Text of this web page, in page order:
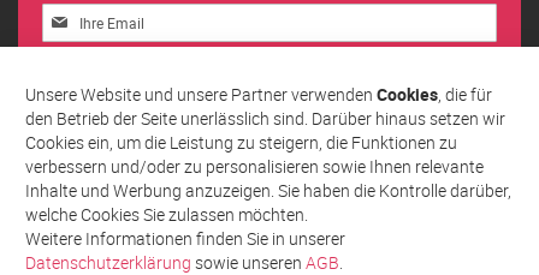
Melden
Sie
unseren
Newsletter
an:
Abonnieren
Unsere Website und unsere Partner verwenden Cookies, die für
den Betrieb der Seite unerlässlich sind. Darüber hinaus setzen wir
Cookies ein, um die Leistung zu steigern, die Funktionen zu
verbessern und/oder zu personalisieren sowie Ihnen relevante
Inhalte und Werbung anzuzeigen. Sie haben die Kontrolle darüber,
welche Cookies Sie zulassen möchten.
Weitere Informationen finden Sie in unserer
Datenschutzerklärung sowie unseren AGB.